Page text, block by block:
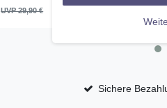
UVP 29,90 € 28,41
Sichere